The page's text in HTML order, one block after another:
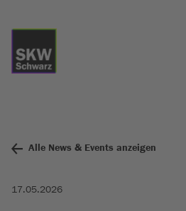
Alle News & Events anzeigen
17.05.2026